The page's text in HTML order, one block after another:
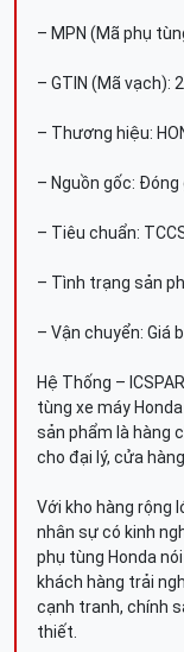
– MPN (Mã phụ
– GTIN (Mã vạch):
– Thương hiệu:
– Nguồn gốc:
– Tiêu chuẩn:
– Tình trạng sản
– Vận chuyển: Giá
Hệ Thống –
tùng xe máy
sản phẩm là hàng
cho đại lý, cửa
Với kho hàng rộng
nhân sự có kinh
phụ tùng Honda
khách hàng trải
cạnh tranh, chính
thiết.